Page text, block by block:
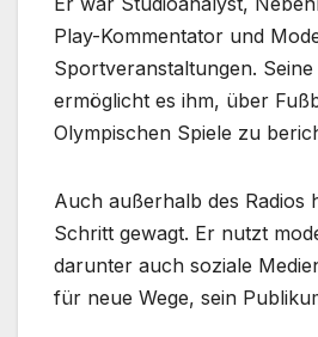
Play-Kommentator und
Sportveranstaltungen. Seine
ermöglicht es ihm, über
Olympischen Spiele zu
Auch außerhalb des Radios
Schritt gewagt. Er nutzt
darunter auch soziale
für neue Wege, sein